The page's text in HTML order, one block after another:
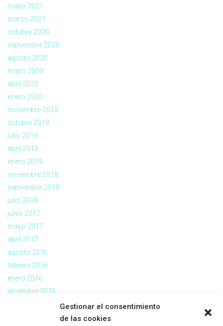
Gestionar el consentimiento
de las cookies
mayo 2021
marzo 2021
octubre 2020
septiembre 2020
agosto 2020
mayo 2020
abril 2020
enero 2020
noviembre 2019
octubre 2019
julio 2019
abril 2019
enero 2019
noviembre 2018
septiembre 2018
julio 2018
junio 2017
mayo 2017
abril 2017
agosto 2016
febrero 2016
enero 2016
diciembre 2015